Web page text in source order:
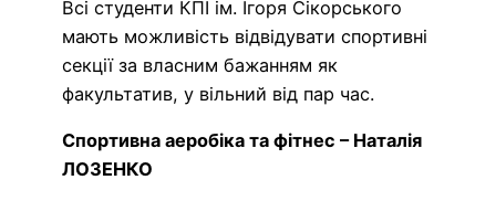
Всі студенти КПІ ім. Ігоря Сікорського
мають можливість відвідувати спортивні
секції за власним бажанням як
факультатив, у вільний від пар час.
Спортивна аеробіка та фітнес – Наталія
ЛОЗЕНКО